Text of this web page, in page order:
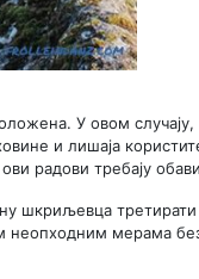
У овом
и лишаја
радови требају
шкриљевца
мерама